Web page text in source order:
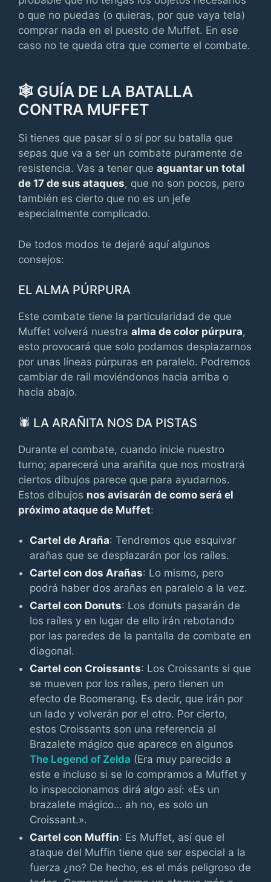
o que no puedas (o quieras, por que vaya tela)
comprar nada en el puesto de Muffet. En ese
caso no te queda otra que comerte el combate.
🕸 GUÍA DE LA BATALLA
CONTRA MUFFET
Si tienes que pasar sí o sí por su batalla que
sepas que va a ser un combate puramente de
resistencia. Vas a tener que aguantar un total
de 17 de sus ataques, que no son pocos, pero
también es cierto que no es un jefe
especialmente complicado.
De todos modos te dejaré aquí algunos
consejos:
EL ALMA PÚRPURA
Este combate tiene la particularidad de que
Muffet volverá nuestra alma de color púrpura,
esto provocará que solo podamos desplazarnos
por unas líneas púrpuras en paralelo. Podremos
cambiar de rail moviéndonos hacia arriba o
hacia abajo.
🕷 LA ARAÑITA NOS DA PISTAS
Durante el combate, cuando inicie nuestro
turno; aparecerá una arañita que nos mostrará
ciertos dibujos parece que para ayudarnos.
Estos dibujos nos avisarán de como será el
próximo ataque de Muffet:
Cartel de Araña: Tendremos que esquivar
arañas que se desplazarán por los raíles.
Cartel con dos Arañas: Lo mismo, pero
podrá haber dos arañas en paralelo a la vez.
Cartel con Donuts: Los donuts pasarán de
los raíles y en lugar de ello irán rebotando
por las paredes de la pantalla de combate en
diagonal.
Cartel con Croissants: Los Croissants si que
se mueven por los raíles, pero tienen un
efecto de Boomerang. Es decir, que irán por
un lado y volverán por el otro. Por cierto,
estos Croissants son una referencia al
Brazalete mágico que aparece en algunos
The Legend of Zelda (Era muy parecido a
este e incluso si se lo compramos a Muffet y
lo inspeccionamos dirá algo así: «Es un
brazalete mágico… ah no, es solo un
Croissant.».
Cartel con Muffin: Es Muffet, así que el
ataque del Muffin tiene que ser especial a la
fuerza ¿no? De hecho, es el más peligroso de